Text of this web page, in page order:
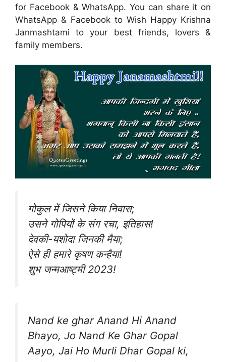
for Facebook & WhatsApp. You can share it on
WhatsApp & Facebook to Wish Happy Krishna
Janmashtami to your best friends, lovers &
family members.
गोकुल में जिसने किया निवास;
उसने गोपियों के संग रचा, इतिहास!
देवकी-यशोदा जिनकी मैया;
ऐसे ही हमारे कृषण कन्हैया!
शुभ जन्मआष्ट्मी 2023!
Nand ke ghar Anand Hi Anand
Bhayo, Jo Nand Ke Ghar Gopal
Aayo, Jai Ho Murli Dhar Gopal ki,